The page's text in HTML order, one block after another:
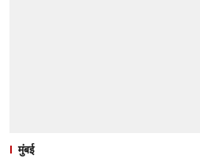
मुंबई